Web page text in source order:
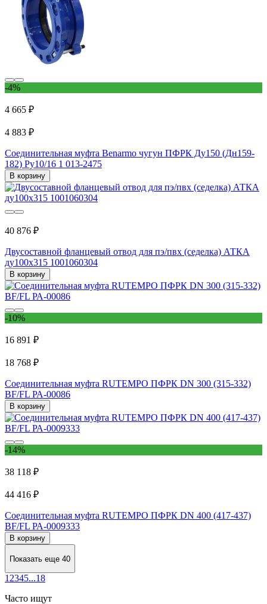
-4%
4 665 ₽
4 883 ₽
Соединительная муфта Benarmo чугун ПФРК Ду150 (Дн159-
182) Ру10/16 1 013-2475
В корзину
40 876 ₽
Двусоставной фланцевый отвод для пэ/пвх (седелка) АТКА
ду100x315 1001060304
В корзину
-10%
16 891 ₽
18 768 ₽
Соединительная муфта RUTEMPО ПФРК DN 300 (315-332)
BF/FL РА-00086
В корзину
-14%
38 118 ₽
44 416 ₽
Соединительная муфта RUTEMPО ПФРК DN 400 (417-437)
BF/FL РА-0009333
В корзину
Показать еще 40
1 2345...18
Часто ищут